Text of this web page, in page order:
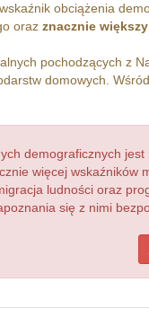
obciążenia
oraz znacznie
pochodzących z
domowych.
demograficznych
więcej wskaźników
ludności oraz
się z nimi